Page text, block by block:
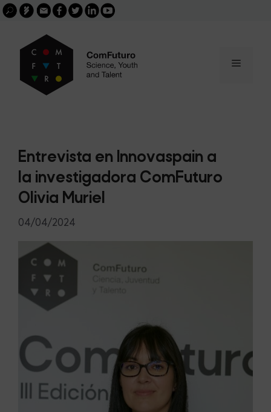
Skip
to
content
buscar
Search
for:
FGCSICEmailfacebook
twitterlinkedinyoutube
Menu
Entrevista en Innovaspain a
la investigadora ComFuturo
Olivia Muriel
04/04/2024